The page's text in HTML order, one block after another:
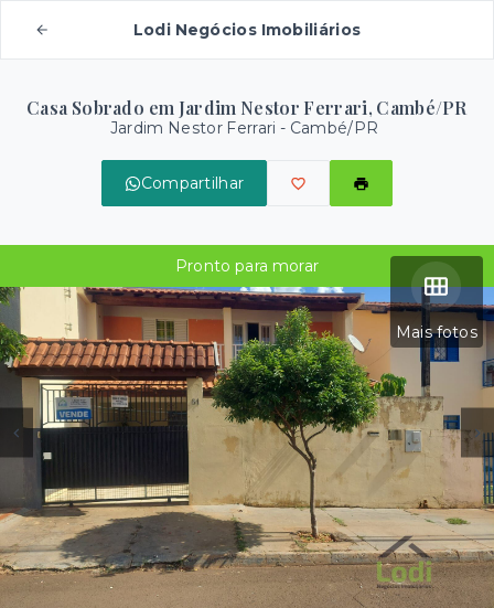
Lodi Negócios Imobiliários
Casa Sobrado em Jardim Nestor Ferrari, Cambé/PR
Jardim Nestor Ferrari - Cambé/PR
Compartilhar
Mais fotos
Pronto para morar